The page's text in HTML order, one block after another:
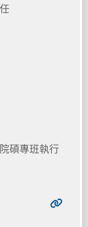
碩專班執行